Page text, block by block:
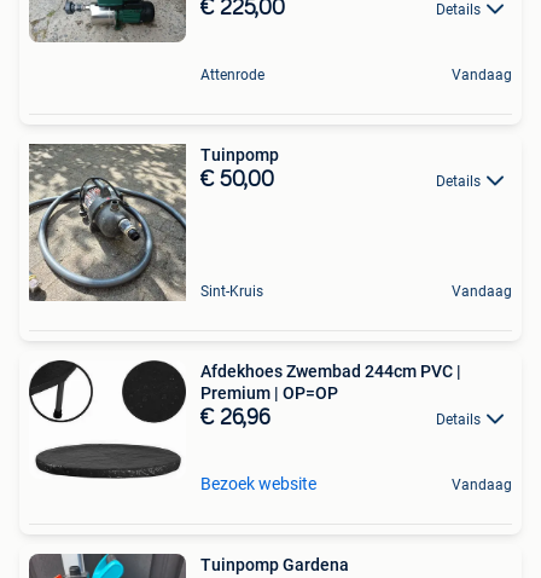
€ 225,00 Details
Attenrode Vandaag
Tuinpomp
€ 50,00 Details
Sint-Kruis Vandaag
Afdekhoes Zwembad 244cm PVC |
Premium | OP=OP
€ 26,96 Details
Bezoek website Vandaag
Tuinpomp Gardena